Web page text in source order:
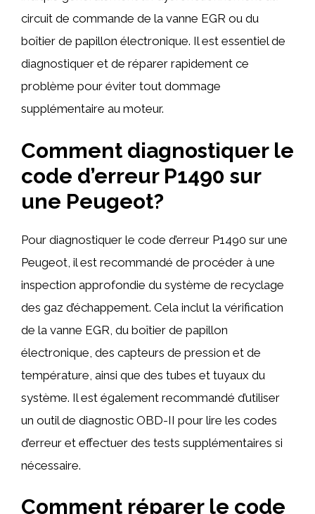
circuit de commande de la vanne EGR ou du
boîtier de papillon électronique. Il est essentiel de
diagnostiquer et de réparer rapidement ce
problème pour éviter tout dommage
supplémentaire au moteur.
Comment diagnostiquer le
code d’erreur P1490 sur
une Peugeot?
Pour diagnostiquer le code d’erreur P1490 sur une
Peugeot, il est recommandé de procéder à une
inspection approfondie du système de recyclage
des gaz d’échappement. Cela inclut la vérification
de la vanne EGR, du boîtier de papillon
électronique, des capteurs de pression et de
température, ainsi que des tubes et tuyaux du
système. Il est également recommandé d’utiliser
un outil de diagnostic OBD-II pour lire les codes
d’erreur et effectuer des tests supplémentaires si
nécessaire.
Comment réparer le code